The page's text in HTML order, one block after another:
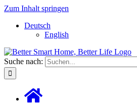
Zum Inhalt springen
Deutsch
English
Suche nach: